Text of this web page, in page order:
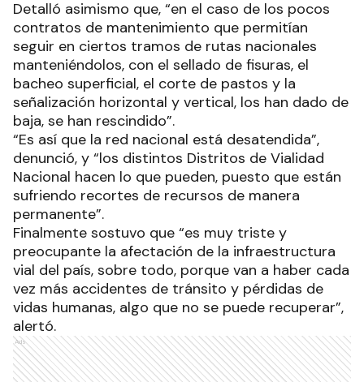
Detalló asimismo que, “en el caso de los pocos
contratos de mantenimiento que permitían
seguir en ciertos tramos de rutas nacionales
manteniéndolos, con el sellado de fisuras, el
bacheo superficial, el corte de pastos y la
señalización horizontal y vertical, los han dado de
baja, se han rescindido”.
“Es así que la red nacional está desatendida”,
denunció, y “los distintos Distritos de Vialidad
Nacional hacen lo que pueden, puesto que están
sufriendo recortes de recursos de manera
permanente”.
Finalmente sostuvo que “es muy triste y
preocupante la afectación de la infraestructura
vial del país, sobre todo, porque van a haber cada
vez más accidentes de tránsito y pérdidas de
vidas humanas, algo que no se puede recuperar”,
alertó.
Ads